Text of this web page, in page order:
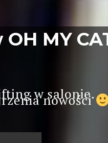
w salonie...
nowości
MY